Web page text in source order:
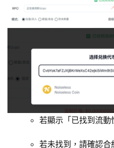
若顯示「已找到流動
若未找到，請確認合